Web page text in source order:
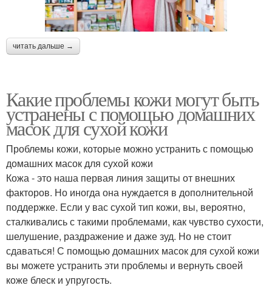
читать дальше →
Какие проблемы кожи могут быть
устранены с помощью домашних
масок для сухой кожи
Проблемы кожи, которые можно устранить с помощью
домашних масок для сухой кожи
Кожа - это наша первая линия защиты от внешних
факторов. Но иногда она нуждается в дополнительной
поддержке. Если у вас сухой тип кожи, вы, вероятно,
сталкивались с такими проблемами, как чувство сухости,
шелушение, раздражение и даже зуд. Но не стоит
сдаваться! С помощью домашних масок для сухой кожи
вы можете устранить эти проблемы и вернуть своей
коже блеск и упругость.